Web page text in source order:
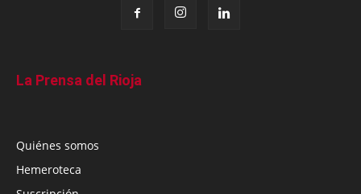
La Prensa del Rioja
Quiénes somos
Hemeroteca